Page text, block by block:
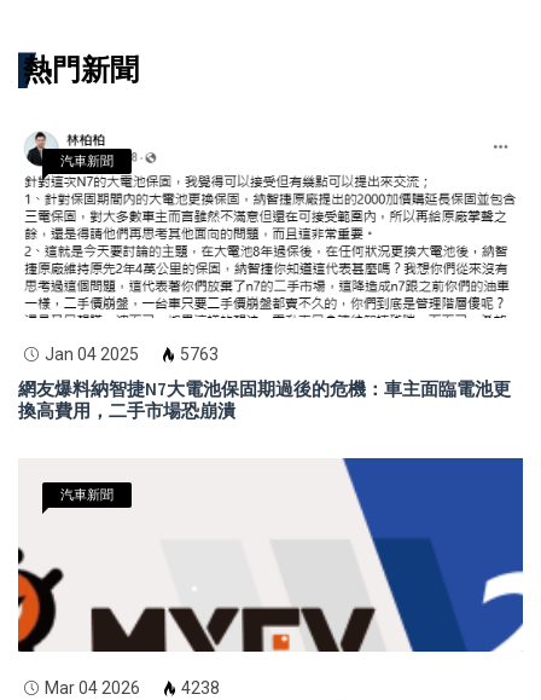
熱門新聞
汽車新聞
Jan 04 2025 5763
網友爆料納智捷N7大電池保固期過後的危機：車主面臨電池更
換高費用，二手市場恐崩潰
汽車新聞
Mar 04 2026 4238